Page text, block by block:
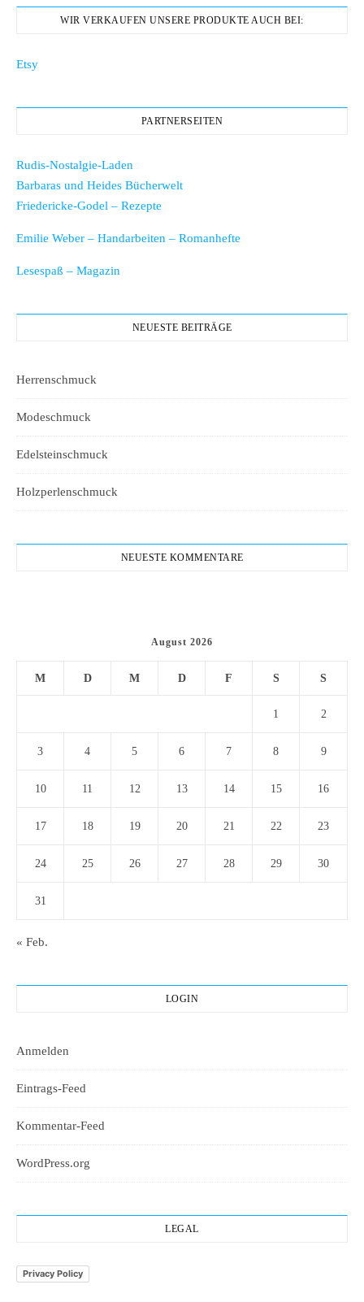
WIR VERKAUFEN UNSERE PRODUKTE AUCH BEI:
Etsy
PARTNERSEITEN
Rudis-Nostalgie-Laden
Barbaras und Heides Bücherwelt
Friedericke-Godel – Rezepte
Emilie Weber – Handarbeiten – Romanhefte
Lesespaß – Magazin
NEUESTE BEITRÄGE
Herrenschmuck
Modeschmuck
Edelsteinschmuck
Holzperlenschmuck
NEUESTE KOMMENTARE
August 2026
M D M D F S S
1 2
3 4 5 6 7 8 9
10 11 12 13 14 15 16
17 18 19 20 21 22 23
24 25 26 27 28 29 30
31
« Feb.
LOGIN
Anmelden
Eintrags-Feed
Kommentar-Feed
WordPress.org
LEGAL
Privacy Policy